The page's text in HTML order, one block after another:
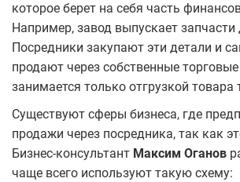
которое берет на себя часть
Например, завод выпускает
Посредники закупают эти детали и
продают через собственные
занимается только отгрузкой
Существуют сферы бизнеса, где
продажи через посредника, так как
Бизнес-консультант Максим Оганов
чаще всего используют такую схему: